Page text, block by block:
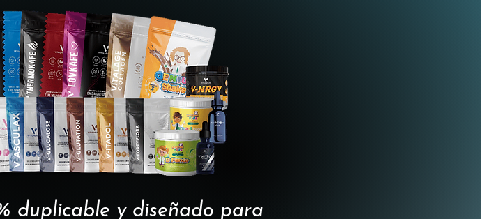
duplicable y diseñado para